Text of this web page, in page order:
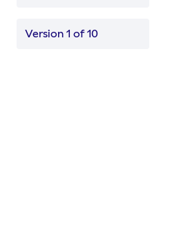
Version 1 of 10